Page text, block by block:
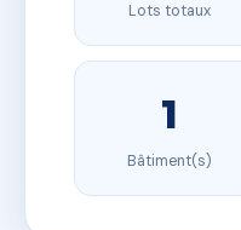
Lots totaux
1
Bâtiment(s)